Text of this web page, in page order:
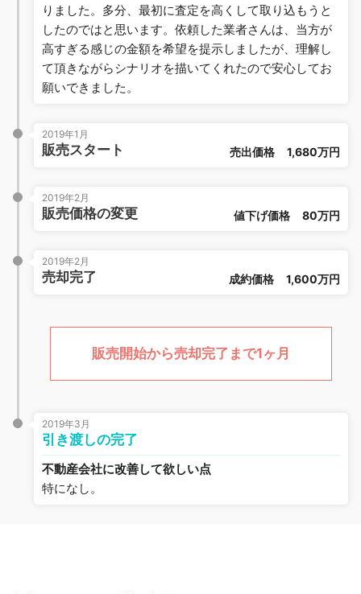
りました。多分、最初に査定を高くして取り込もうと
したのではと思います。依頼した業者さんは、当方が
高すぎる感じの金額を希望を提示しましたが、理解し
て頂きながらシナリオを描いてくれたので安心してお
願いできました。
2019年1月
販売スタート 売出価格 1,680万円
2019年2月
販売価格の変更 値下げ価格 80万円
2019年2月
売却完了 成約価格 1,600万円
販売開始から売却完了まで1ヶ月
2019年3月
引き渡しの完了
不動産会社に改善して欲しい点
特になし。